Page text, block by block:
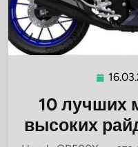
10 лучших
высоких